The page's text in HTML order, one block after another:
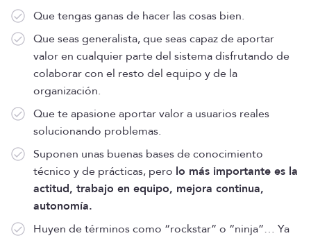
Que tengas ganas de hacer las cosas bien.
Que seas generalista, que seas capaz de aportar
valor en cualquier parte del sistema disfrutando de
colaborar con el resto del equipo y de la
organización.
Que te apasione aportar valor a usuarios reales
solucionando problemas.
Suponen unas buenas bases de conocimiento
técnico y de prácticas, pero lo más importante es la
actitud, trabajo en equipo, mejora continua,
autonomía.
Huyen de términos como “rockstar” o “ninja”… Ya